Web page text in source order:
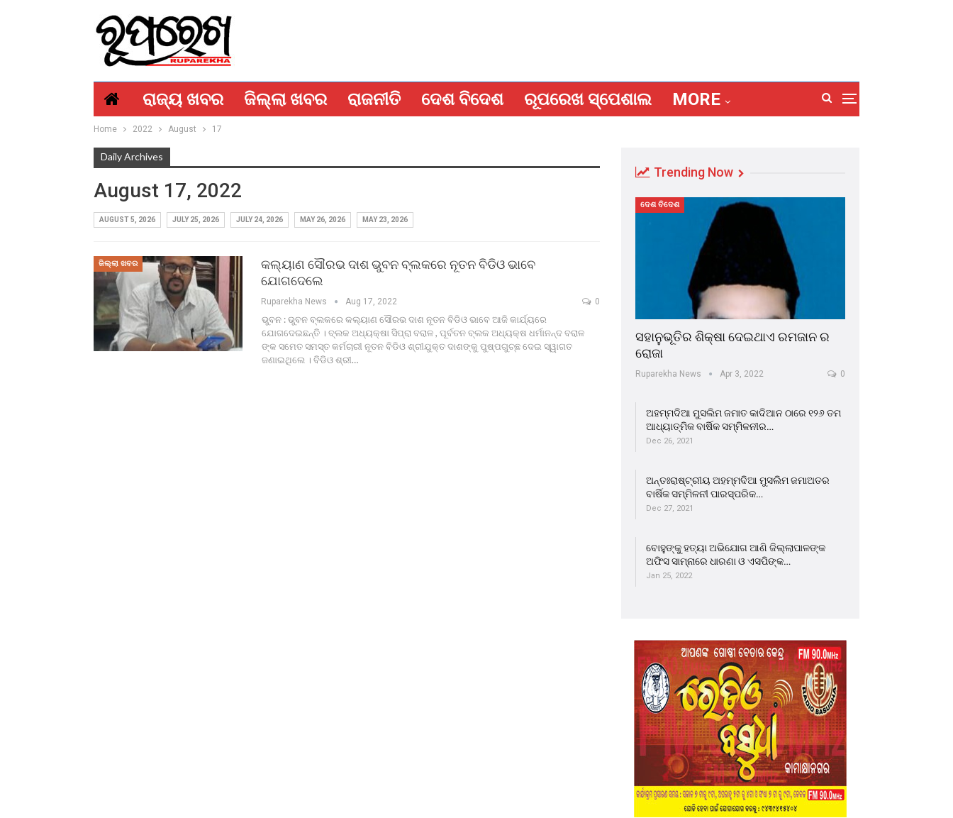
ରାଜ୍ୟ ଖବର ଜିଲ୍ଲା ଖବର ରାଜନୀତି ଦେଶ ବିଦେଶ ରୂପରେଖ ସ୍ପେଶାଲ MORE
Home 2022 August 17
Daily Archives
August 17, 2022
AUGUST 5, 2026 JULY 25, 2026 JULY 24, 2026 MAY 26, 2026 MAY 23, 2026
ଜିଲ୍ଲା ଖବର
କଲ୍ୟାଣ ସୌରଭ ଦାଶ ଭୁବନ ବ୍ଲକରେ ନୂତନ ବିଡିଓ ଭାବେ
ଯୋଗଦେଲେ
Ruparekha News Aug 17, 2022 0
ଭୁବନ : ଭୁବନ ବ୍ଲକରେ କଲ୍ୟାଣ ସୌରଭ ଦାଶ ନୂତନ ବିଡିଓ ଭାବେ ଆଜି କାର୍ଯ୍ୟରେ
ଯୋଗଦେଇଛନ୍ତି । ବ୍ଲକ ଅଧ୍ୟକ୍ଷା ସିପ୍ରା ବରାଳ , ପୂର୍ବତନ ବ୍ଲକ ଅଧ୍ୟକ୍ଷ ଧର୍ମାନନ୍ଦ ବରାଳ
ଙ୍କ ସମେତ ସମସ୍ତ କର୍ମଚାରୀ ନୂତନ ବିଡିଓ ଶ୍ରୀଯୁକ୍ତ ଦାଶଙ୍କୁ ପୁଷ୍ପଗୁଚ୍ଛ ଦେଇ ସ୍ୱାଗତ
ଜଣାଇଥିଲେ । ବିଡିଓ ଶ୍ରୀ…
Trending Now
ଦେଶ ବିଦେଶ
ସହାନୁଭୂତିର ଶିକ୍ଷା ଦେଇଥାଏ ରମଜାନ ର
ରୋଜା
Ruparekha News Apr 3, 2022 0
ଅହମ୍ମଦିଆ ମୁସଲିମ ଜମାତ କାଦିଆନ ଠାରେ ୧୨୬ ତମ
ଆଧ୍ୟାତ୍ମିକ ବାର୍ଷିକ ସମ୍ମିଳନୀର…
Dec 26, 2021
ଅନ୍ତଃରାଷ୍ଟ୍ରୀୟ ଅହମ୍ମଦିଆ ମୁସଲିମ ଜମାଅତର
ବାର୍ଷିକ ସମ୍ମିଳନୀ ପାରସ୍ପରିକ…
Dec 27, 2021
ବୋହୁଙ୍କୁ ହତ୍ୟା ଅଭିଯୋଗ ଆଣି ଜିଲ୍ଲାପାଳଙ୍କ
ଅଫିସ ସାମ୍ନାରେ ଧାରଣା ଓ ଏସପିଙ୍କ…
Jan 25, 2022